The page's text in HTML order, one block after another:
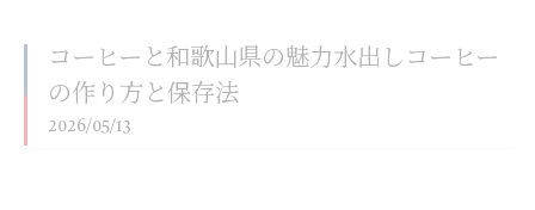
コーヒーと和歌山県の魅力水出しコーヒー
の作り方と保存法
2026/05/13